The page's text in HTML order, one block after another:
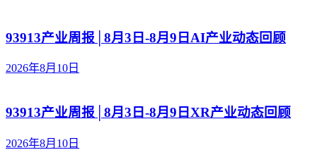
93913产业周报│8月3日-8月9日AI产业动态回顾
2026年8月10日
93913产业周报│8月3日-8月9日XR产业动态回顾
2026年8月10日